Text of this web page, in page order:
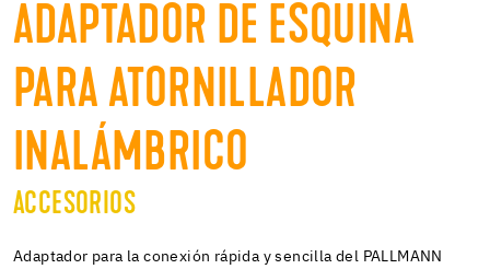
ADAPTADOR DE ESQUINA
PARA ATORNILLADOR
INALÁMBRICO
ACCESORIOS
Adaptador para la conexión rápida y sencilla del PALLMANN